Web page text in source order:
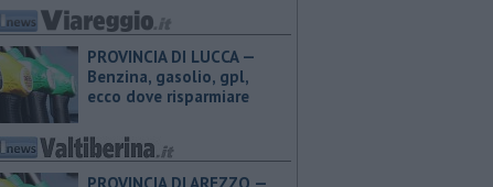
PROVINCIA DI LUCCA — ​
Benzina, gasolio, gpl,
ecco dove risparmiare